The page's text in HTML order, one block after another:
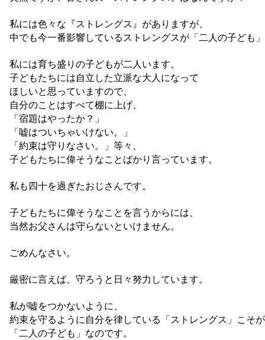
私には色々な『ストレングス』がありますが、
中でも今一番影響しているストレングスが「二人の子ども
私には育ち盛りの子どもが二人います。
子どもたちには自立した立派な大人になって
ほしいと思っていますので、
自分のことはすべて棚に上げ、
「宿題はやったか？」
「嘘はついちゃいけない。」
「約束は守りなさい。」等々、
子どもたちに偉そうなことばかり言っています。
私も四十を過ぎたおじさんです。
子どもたちに偉そうなことを言うからには、
当然お父さんは守らないといけません。
ごめんなさい。
厳密に言えば、守ろうと日々努力しています。
私が嘘をつかないように、
約束を守るように自分を律している「ストレングス」こそが
「二人の子ども」なのです。